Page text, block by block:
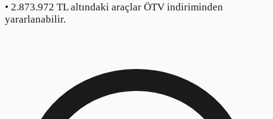
• 2.873.972 TL altındaki araçlar ÖTV indiriminden
yararlanabilir.